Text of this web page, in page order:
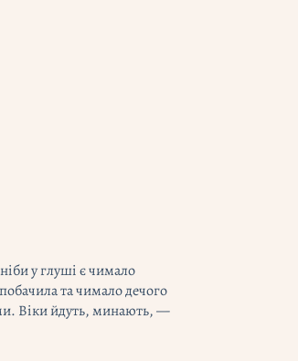
у глуші є чимало
та чимало дечого
Віки йдуть, минають, —